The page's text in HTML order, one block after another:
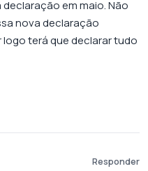
em maio. Não
nova declaração
terá que declarar tudo
Responder